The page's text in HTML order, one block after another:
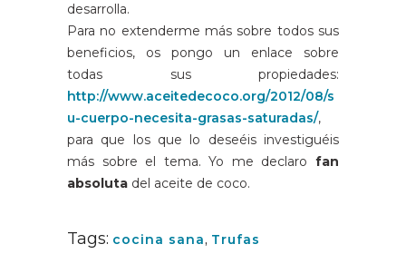
desarrolla.
Para no extenderme más sobre todos sus
beneficios, os pongo un enlace sobre
todas sus propiedades:
http://www.aceitedecoco.org/2012/08/s
u-cuerpo-necesita-grasas-saturadas/,
para que los que lo deseéis investiguéis
más sobre el tema. Yo me declaro fan
absoluta del aceite de coco.
Tags: cocina sana, Trufas